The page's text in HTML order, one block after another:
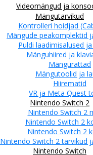
Videomängud ja
Mängutarvikud
Kontrolleri hoidjad
Mängude peakomplektid
Puldi laadimisalused
Mänguhiired ja
Mängurattad
Mängutoolid ja
Hiirematid
VR ja Meta Quest
Nintendo Switch 2
Nintendo Switch 2
Nintendo Switch 2
Nintendo Switch 2
Nintendo Switch 2 tarvikud
Nintendo Switch